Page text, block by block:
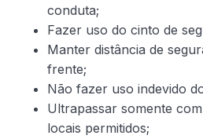
conduta;
Fazer uso do cinto de
Manter distância de
frente;
Não fazer uso indevido
Ultrapassar somente
locais permitidos;